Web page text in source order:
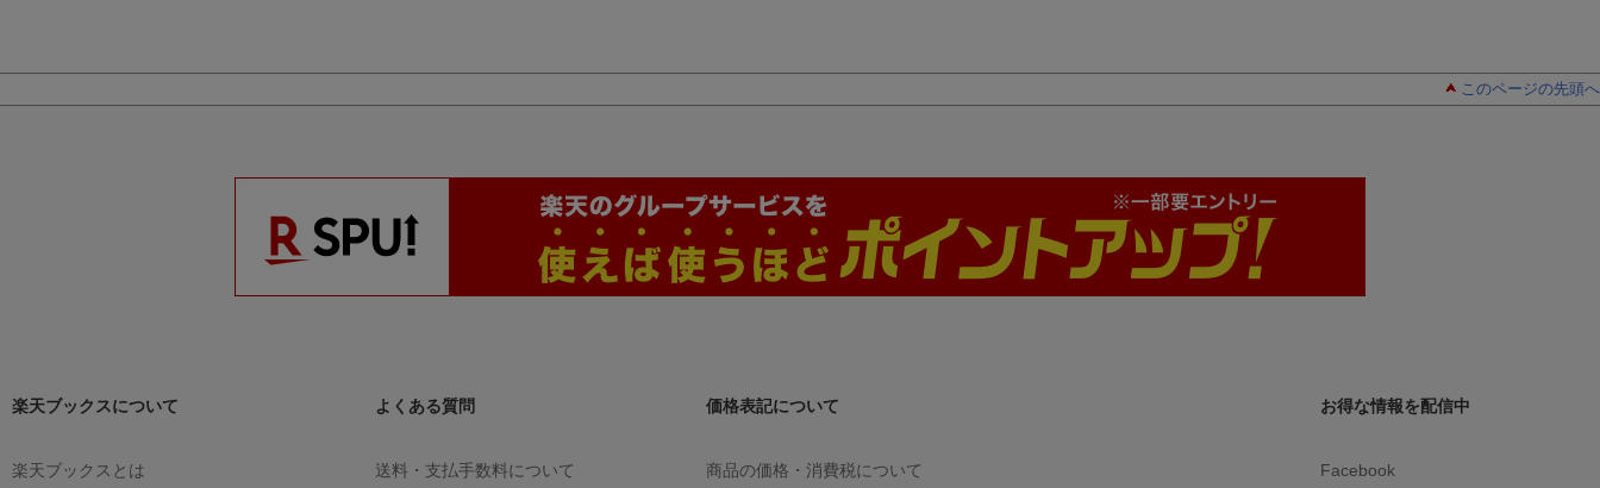
このページの先頭へ
楽天ブックスについて
楽天ブックスとは
よくある質問
送料・支払手数料について
価格表記について
商品の価格・消費税について
お得な情報を配信中
Facebook